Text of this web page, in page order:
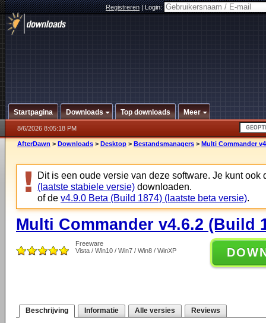
Registreren|Login:
Startpagina Downloads Top downloads Meer
8/6/2026 8:05:18 PM
AfterDawn > Downloads > Desktop > Bestandsmanagers > Multi Commander
Dit is een oude versie van deze software. Je kunt ook
(laatste stabiele versie) downloaden.
of de v4.9.0 Beta (Build 1874) (laatste beta versie).
Multi Commander v4.6.2 (Build
Freeware
Vista / Win10 / Win7 / Win8 / WinXP
Beschrijving Informatie Alle versies Reviews